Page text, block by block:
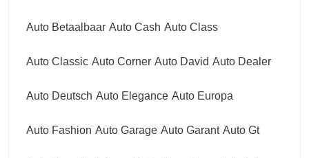
Auto Betaalbaar Auto Cash Auto Class
Auto Classic Auto Corner Auto David Auto Dealer
Auto Deutsch Auto Elegance Auto Europa
Auto Fashion Auto Garage Auto Garant Auto Gt